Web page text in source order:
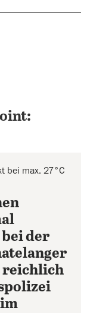
teilen
bei max. 27°C
der
reichlich